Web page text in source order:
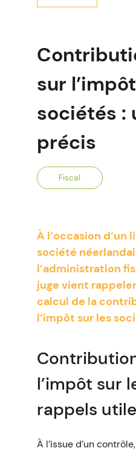
sur
sociétés :
précis
Fiscal
À l’occasion d’un
société
l’administration
juge vient
calcul de la
l’impôt sur les
l’impôt sur
rappels
À l’issue d’un